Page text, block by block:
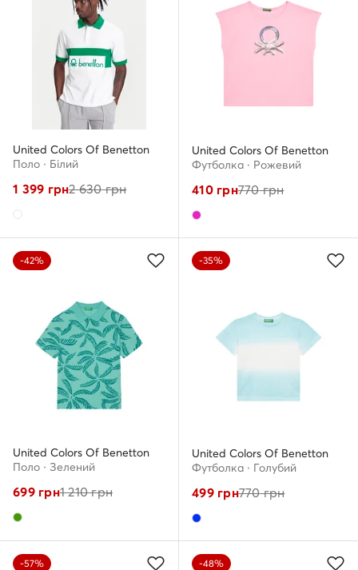
United Colors Of Benetton
Поло · Білий
1 399 грн2 630грн
United Colors Of Benetton
Футболка · Рожевий
410грн770грн
-42%
United Colors Of Benetton
Поло · Зелений
699грн1 210грн
-35%
United Colors Of Benetton
Футболка · Голубий
499грн770грн
-57% -48%